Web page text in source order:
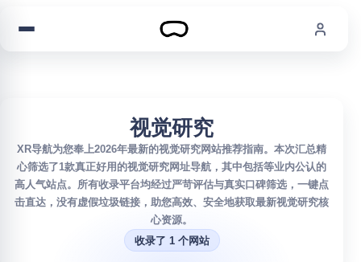
视觉研究
XR导航为您奉上2026年最新的视觉研究网站推荐指南。本次汇总精
心筛选了1款真正好用的视觉研究网址导航，其中包括等业内公认的
高人气站点。所有收录平台均经过严苛评估与真实口碑筛选，一键点
击直达，没有虚假垃圾链接，助您高效、安全地获取最新视觉研究核
心资源。
收录了 1 个网站